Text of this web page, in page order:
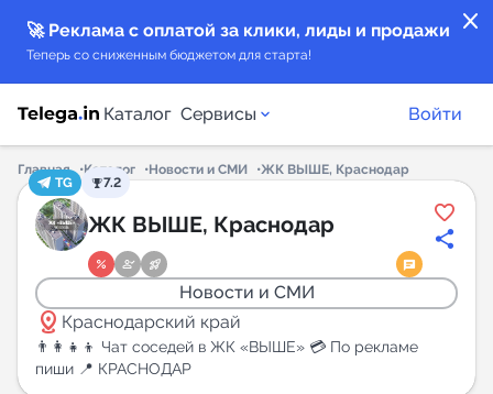
close
🚀 Реклама с оплатой за клики, лиды и продажи
Теперь со сниженным бюджетом для старта!
Каталог Сервисы
Каталог каналов
Каталог ботов
Горящие предложения
Индекс читаемости каналов в Telegram
Войти
Главная Каталог Новости и СМИ
ЖК ВЫШЕ, Краснодар
TG
7.2
ЖК ВЫШЕ, Краснодар
Новости и СМИ
distance Краснодарский край
👨‍👩‍👧‍👦 Чат соседей в ЖК «ВЫШЕ» 💳 По рекламе
пиши 📍 КРАСНОДАР